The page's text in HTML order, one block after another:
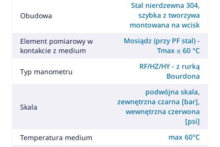
Obudowa
Stal nierdzewna 304,
szybka z tworzywa
montowana na wcisk
Element pomiarowy w
kontakcie z medium
Mosiądz (przy PF stal) -
Tmax ≤ 60 °C
Typ manometru
RF/HZ/HY - z rurką
Bourdona
Skala
podwójna skala,
zewnętrzna czarna [bar],
wewnętrzna czerwona
[psi]
Temperatura medium
max 60°C